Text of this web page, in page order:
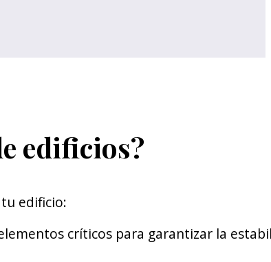
edificios?
edificio:
críticos para garantizar la